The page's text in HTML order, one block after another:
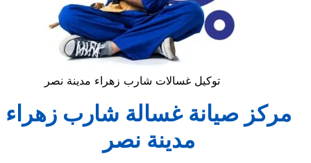
توكيل غسالات شارب زهراء مدينة نصر
مركز صيانة غسالة شارب زهراء
مدينة نصر